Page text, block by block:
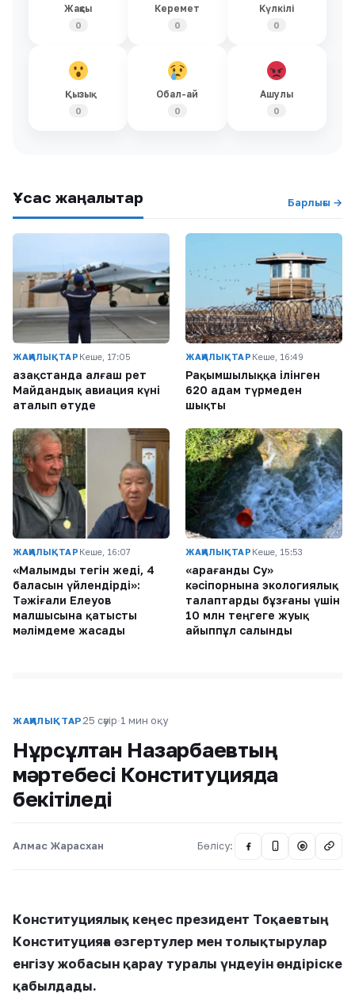
Жақсы
0
Керемет
0
Күлкілі
0
Қызық
0
Обал-ай
0
Ашулы
0
Ұқсас жаңалықтар Барлығы →
ЖАҢАЛЫҚТАР Кеше, 17:05
Қазақстанда алғаш рет
Майдандық авиация күні
аталып өтуде
ЖАҢАЛЫҚТАР Кеше, 16:49
Рақымшылыққа ілінген
620 адам түрмеден
шықты
ЖАҢАЛЫҚТАР Кеше, 16:07
«Малымды тегін жеді, 4
баласын үйлендірді»:
Тәжіғали Елеуов
малшысына қатысты
мәлімдеме жасады
ЖАҢАЛЫҚТАР Кеше, 15:53
«Қарағанды Су»
кәсіпорнына экологиялық
талаптарды бұзғаны үшін
10 млн теңгеге жуық
айыппұл салынды
ЖАҢАЛЫҚТАР 25 сәуір·1 мин оқу
Нұрсұлтан Назарбаевтың
мәртебесі Конституцияда
бекітіледі
Алмас Жарасхан Бөлісу: @
Конституциялық кеңес президент Тоқаевтың
Конституцияға өзгертулер мен толықтырулар
енгізу жобасын қарау туралы үндеуін өндіріске
қабылдады.